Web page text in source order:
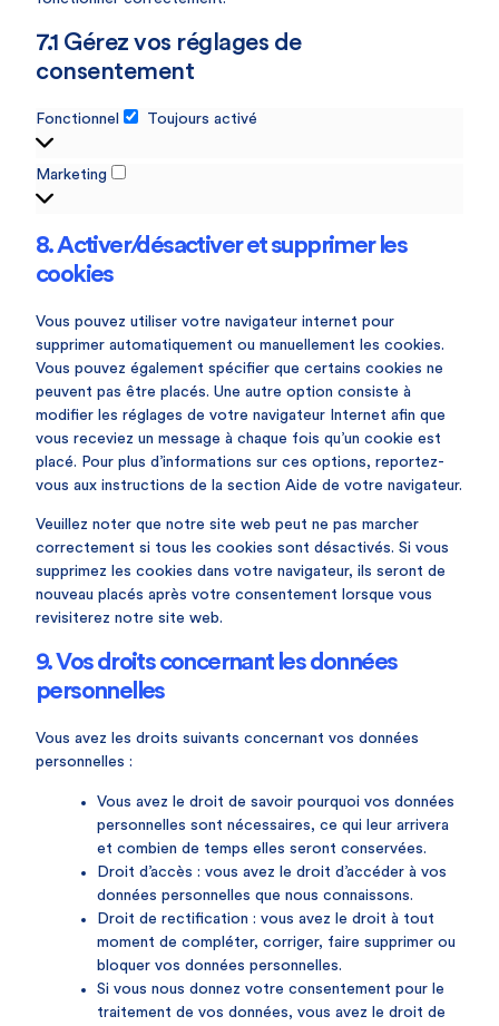
7.1 Gérez vos réglages de
consentement
Fonctionnel Toujours activé
Marketing
8. Activer/désactiver et supprimer les
cookies
Vous pouvez utiliser votre navigateur internet pour
supprimer automatiquement ou manuellement les cookies.
Vous pouvez également spécifier que certains cookies ne
peuvent pas être placés. Une autre option consiste à
modifier les réglages de votre navigateur Internet afin que
vous receviez un message à chaque fois qu’un cookie est
placé. Pour plus d’informations sur ces options, reportez-
vous aux instructions de la section Aide de votre navigateur.
Veuillez noter que notre site web peut ne pas marcher
correctement si tous les cookies sont désactivés. Si vous
supprimez les cookies dans votre navigateur, ils seront de
nouveau placés après votre consentement lorsque vous
revisiterez notre site web.
9. Vos droits concernant les données
personnelles
Vous avez les droits suivants concernant vos données
personnelles :
Vous avez le droit de savoir pourquoi vos données
personnelles sont nécessaires, ce qui leur arrivera
et combien de temps elles seront conservées.
Droit d’accès : vous avez le droit d’accéder à vos
données personnelles que nous connaissons.
Droit de rectification : vous avez le droit à tout
moment de compléter, corriger, faire supprimer ou
bloquer vos données personnelles.
Si vous nous donnez votre consentement pour le
traitement de vos données, vous avez le droit de